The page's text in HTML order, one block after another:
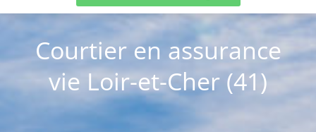
Courtier en assurance
vie Loir-et-Cher (41)